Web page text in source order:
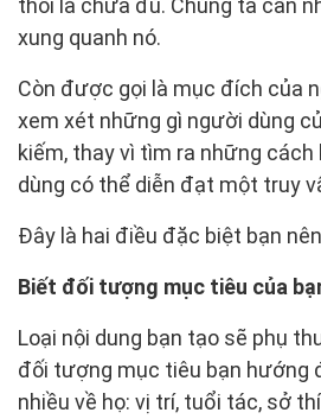
xung quanh nó.
Còn được gọi là mục đích của
xem xét những gì người dùng
kiếm, thay vì tìm ra những
dùng có thể diễn đạt một truy
Đây là hai điều đặc biệt bạn
Biết đối tượng mục tiêu của
Loại nội dung bạn tạo sẽ phụ
đối tượng mục tiêu bạn hướng
nhiều về họ: vị trí, tuổi tác, sở